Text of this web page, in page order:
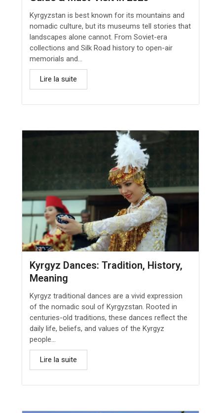
Kyrgyzstan is best known for its mountains and
nomadic culture, but its museums tell stories that
landscapes alone cannot. From Soviet-era
collections and Silk Road history to open-air
memorials and...
Lire la suite
Kyrgyz Dances: Tradition, History,
Meaning
Kyrgyz traditional dances are a vivid expression
of the nomadic soul of Kyrgyzstan. Rooted in
centuries-old traditions, these dances reflect the
daily life, beliefs, and values of the Kyrgyz
people...
Lire la suite